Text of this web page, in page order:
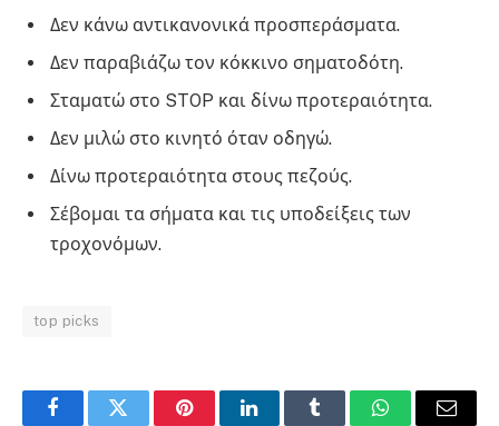
Δεν κάνω αντικανονικά προσπεράσματα.
Δεν παραβιάζω τον κόκκινο σηματοδότη.
Σταματώ στο STOP και δίνω προτεραιότητα.
Δεν μιλώ στο κινητό όταν οδηγώ.
Δίνω προτεραιότητα στους πεζούς.
Σέβομαι τα σήματα και τις υποδείξεις των
τροχονόμων.
top picks